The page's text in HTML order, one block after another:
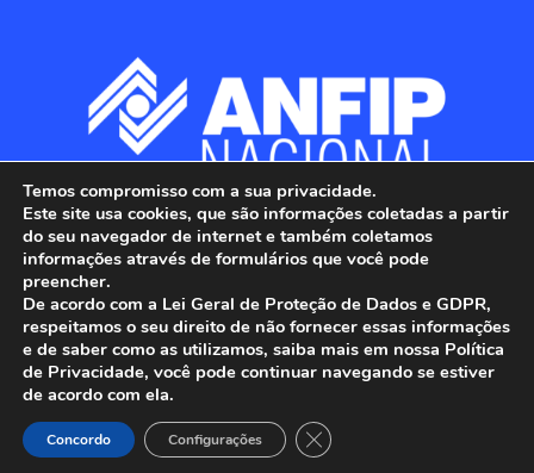
ANFIP - Associação Nacional dos Auditores
Fiscais da Receita Federal do Brasil.
Todos os Direitos Reservados.
Temos compromisso com a sua privacidade.
Este site usa cookies, que são informações coletadas a partir
do seu navegador de internet e também coletamos
informações através de formulários que você pode
preencher.
De acordo com a Lei Geral de Proteção de Dados e GDPR,
respeitamos o seu direito de não fornecer essas informações
e de saber como as utilizamos, saiba mais em nossa Política
de Privacidade, você pode continuar navegando se estiver
de acordo com ela.
Concordo Configurações Close GDPR Cookie Banner